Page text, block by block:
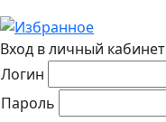
Вход в личный кабинет
Логин
Пароль